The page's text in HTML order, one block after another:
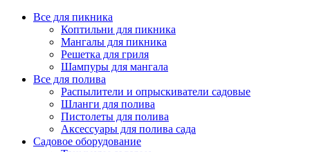
Все для пикника
Коптильни для пикника
Мангалы для пикника
Решетка для гриля
Шампуры для мангала
Все для полива
Распылители и опрыскиватели садовые
Шланги для полива
Пистолеты для полива
Аксессуары для полива сада
Садовое оборудование